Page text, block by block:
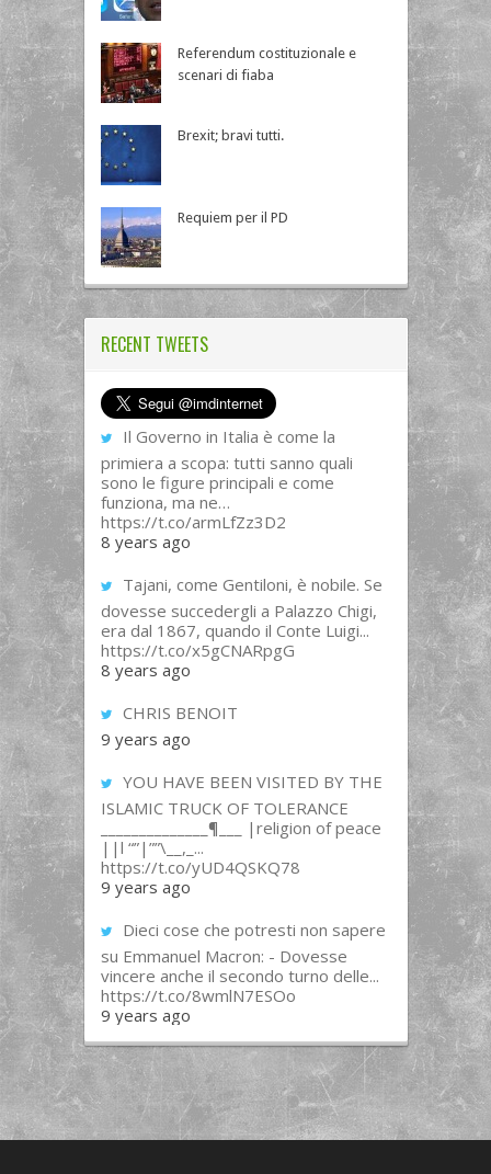
Referendum costituzionale e
scenari di fiaba
Brexit; bravi tutti.
Requiem per il PD
RECENT TWEETS
Il Governo in Italia è come la
primiera a scopa: tutti sanno quali
sono le figure principali e come
funziona, ma ne…
https://t.co/armLfZz3D2
8 years ago
Tajani, come Gentiloni, è nobile. Se
dovesse succedergli a Palazzo Chigi,
era dal 1867, quando il Conte Luigi...
https://t.co/x5gCNARpgG
8 years ago
CHRIS BENOIT
9 years ago
YOU HAVE BEEN VISITED BY THE
ISLAMIC TRUCK OF TOLERANCE
______________¶___ |religion of peace
||l “”|””\__,_...
https://t.co/yUD4QSKQ78
9 years ago
Dieci cose che potresti non sapere
su Emmanuel Macron: - Dovesse
vincere anche il secondo turno delle...
https://t.co/8wmlN7ESOo
9 years ago